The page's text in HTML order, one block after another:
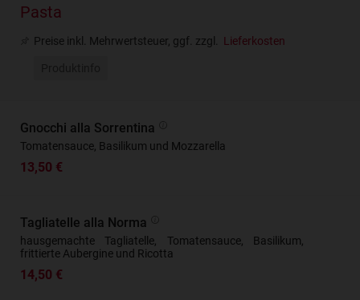
Pasta
Preise inkl. Mehrwertsteuer, ggf. zzgl. Lieferkosten
Gnocchi alla Sorrentina
Tomatensauce, Basilikum und Mozzarella
13,50 €
Tagliatelle alla Norma
hausgemachte Tagliatelle, Tomatensauce, Basilikum,
frittierte Aubergine und Ricotta
14,50 €